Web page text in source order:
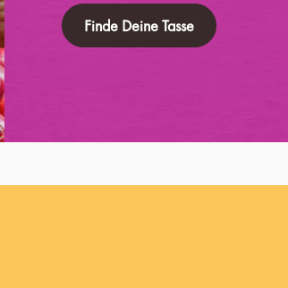
Finde Deine Tasse